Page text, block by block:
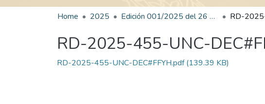
Home 2025 Edición 001/2025 del 26 de mayo de 2025
RD-2025-455-UNC-
RD-2025-455-UNC-DEC#FFYH.pdf(139.39 KB)